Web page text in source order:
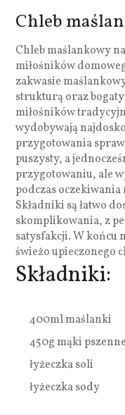
Chleb
Chleb maślankowy
miłośników
zakwasie
strukturą oraz
miłośników
wydobywają
przygotowania
puszysty, a
przygotowaniu, ale
podczas oczekiwania
Składniki są łatwo
skomplikowania, z
satysfakcji. W końcu
świeżo upieczonego
Składniki:
400ml maślanki
450g mąki
łyżeczka soli
łyżeczka sody